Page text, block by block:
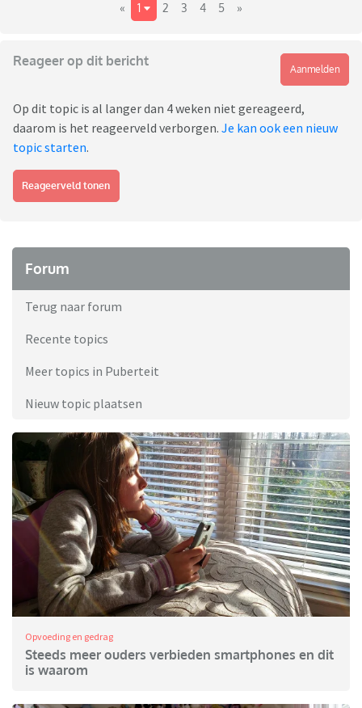
« 1 2 3 4 5 »
Reageer op dit bericht
Aanmelden
Op dit topic is al langer dan 4 weken niet gereageerd,
daarom is het reageerveld verborgen. Je kan ook een nieuw
topic starten.
Reageerveld tonen
Forum
Terug naar forum
Recente topics
Meer topics in Puberteit
Nieuw topic plaatsen
Opvoeding en gedrag
Steeds meer ouders verbieden smartphones en dit
is waarom